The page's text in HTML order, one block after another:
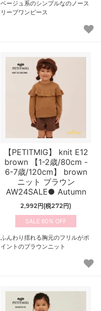
ベージュ系のシンプルなのノース
リーブワンピース
【PETITMIG】 knit E12
brown 【1-2歳/80cm -
6-7歳/120cm】 brown
ニット ブラウン
AW24SALE● Autumn
2,992円(税272円)
60%
ふんわり揺れる胸元のフリルがポ
イントのブラウンニット